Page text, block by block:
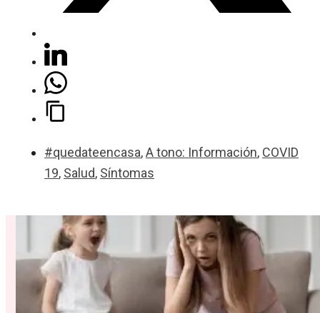
#quedateencasa,A tono: Información, COVID
19, Salud, Síntomas